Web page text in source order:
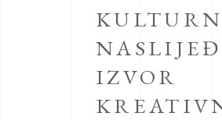
IZVOR